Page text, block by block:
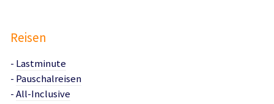
Reisen
- Lastminute
- Pauschalreisen
-All-Inclusive